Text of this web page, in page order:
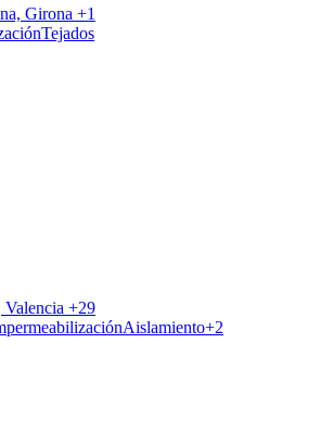
Girona +1
Tejados
+29
Aislamiento+2